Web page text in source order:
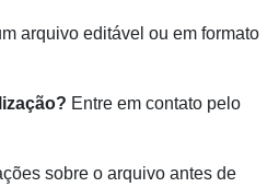
arquivo editável ou em formato
Entre em contato pelo
sobre o arquivo antes de